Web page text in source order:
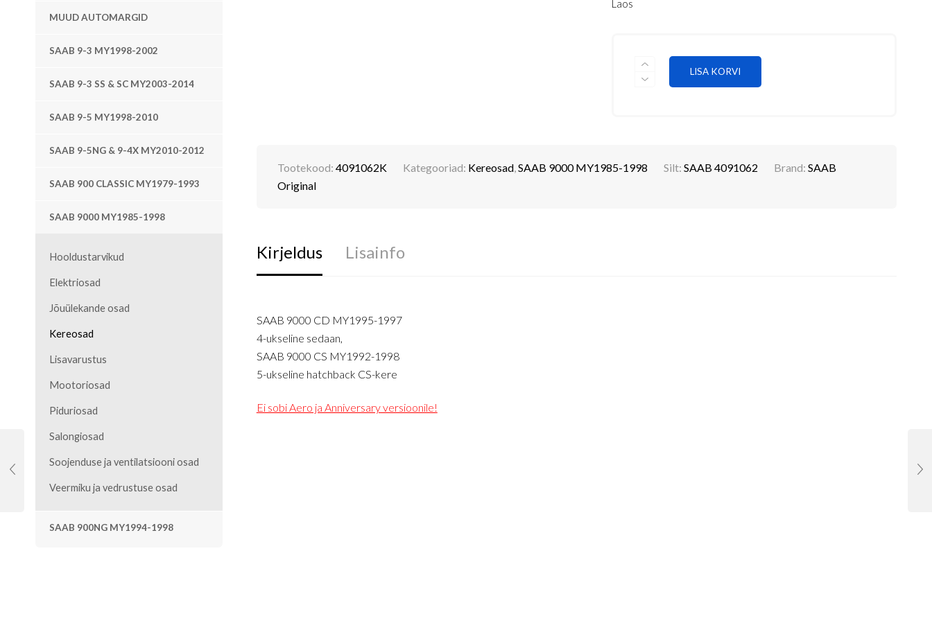
MUUD AUTOMARGID
SAAB 9-3 MY1998-2002
SAAB 9-3 SS & SC MY2003-2014
SAAB 9-5 MY1998-2010
SAAB 9-5NG & 9-4X MY2010-2012
SAAB 900 CLASSIC MY1979-1993
SAAB 9000 MY1985-1998
Hooldustarvikud
Elektriosad
Jõuülekande osad
Kereosad
Lisavarustus
Mootoriosad
Piduriosad
Salongiosad
Soojenduse ja ventilatsiooni osad
Veermiku ja vedrustuse osad
SAAB 900NG MY1994-1998
Laos
ESISPOILER,
KASUTATUD
VARUOSA
LISA KORVI
Tootekood: 4091062K Kategooriad: Kereosad,SAAB 9000 MY1985-1998 Silt: SAAB 4091062 Brand: SAAB
Original
Kirjeldus Lisainfo
SAAB 9000 CD MY1995-1997
4-ukseline sedaan,
SAAB 9000 CS MY1992-1998
5-ukseline hatchback CS-kere
Ei sobi Aero ja Anniversary versioonile!